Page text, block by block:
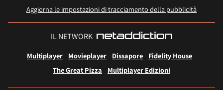
Aggiorna le impostazioni di tracciamento della pubblicità
IL NETWORK
Multiplayer Movieplayer Dissapore
Fidelity House
The Great Pizza
Multiplayer Edizioni